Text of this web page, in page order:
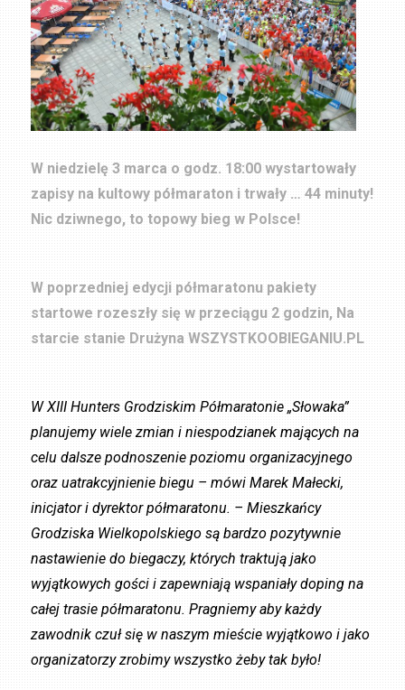
W niedzielę 3 marca o godz. 18:00 wystartowały
zapisy na kultowy półmaraton i trwały … 44 minuty!
Nic dziwnego, to topowy bieg w Polsce!
W poprzedniej edycji półmaratonu pakiety
startowe rozeszły się w przeciągu 2 godzin, Na
starcie stanie Drużyna WSZYSTKOOBIEGANIU.PL
W XIII Hunters Grodziskim Półmaratonie „Słowaka”
planujemy wiele zmian i niespodzianek mających na
celu dalsze podnoszenie poziomu organizacyjnego
oraz uatrakcyjnienie biegu – mówi Marek Małecki,
inicjator i dyrektor półmaratonu. – Mieszkańcy
Grodziska Wielkopolskiego są bardzo pozytywnie
nastawienie do biegaczy, których traktują jako
wyjątkowych gości i zapewniają wspaniały doping na
całej trasie półmaratonu. Pragniemy aby każdy
zawodnik czuł się w naszym mieście wyjątkowo i jako
organizatorzy zrobimy wszystko żeby tak było!